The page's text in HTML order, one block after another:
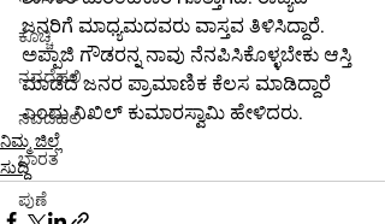
ಕೊಚ್ಚಿ
ನವದೆಹಲಿ
ನವದೆಹಲಿ
ಭಾರತ
ಪುಣೆ
ಜನರಿಗೆ ಮಾಧ್ಯಮದವರು ವಾಸ್ತವ ತಿಳಿಸಿದ್ದಾರೆ.
ಅಪ್ಪಾಜಿ ಗೌಡರನ್ನ ನಾವು ನೆನಪಿಸಿಕೊಳ್ಳಬೇಕು ಆಸ್ತಿ
ಮಾಡದೆ ಜನರ ಪ್ರಾಮಾಣಿಕ ಕೆಲಸ ಮಾಡಿದ್ದಾರೆ
ಎಂದು ನಿಖಿಲ್ ಕುಮಾರಸ್ವಾಮಿ ಹೇಳಿದರು.
ನಿಮ್ಮ ಜಿಲ್ಲೆ
ಸುದ್ದಿ